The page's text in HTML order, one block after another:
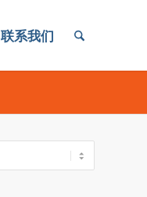
联系我们